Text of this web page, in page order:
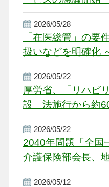
厳しい経営環境に
2026/05/28
「在医総管」の要
扱いなどを明確化
2026/05/22
厚労省、「リハビ
設 法施行から約
2026/05/22
2040年問題「全
介護保険部会長、
盤整備を促す
2026/05/12